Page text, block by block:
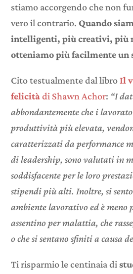
stiamo accorgendo che non
vero il contrario. Quando
intelligenti, più creativi, più
otteniamo più facilmente un
Cito testualmente dal libroIl
felicitàdi Shawn Achor: “I
abbondantemente che i
produttività più elevata,
caratterizzati da performance
di leadership, sono valutati in
soddisfacente per le loro
stipendi più alti. Inoltre, si
ambiente lavorativo ed è meno
assentino per malattia, che
o che si sentano sfiniti a causa
Ti risparmio le centinaia di